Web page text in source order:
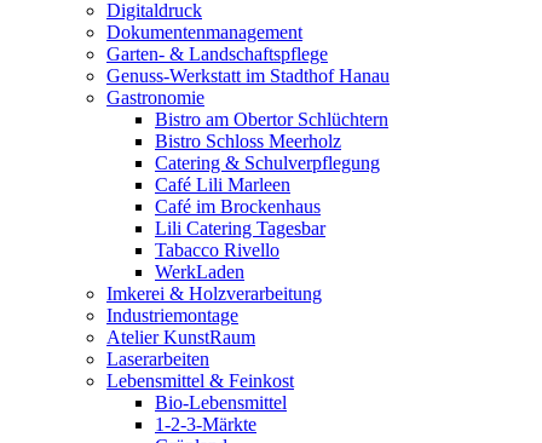
Digitaldruck
Dokumenten­management
Garten- & Landschafts­pflege
Genuss-Werkstatt im Stadthof Hanau
Gastronomie
Bistro am Obertor Schlüchtern
Bistro Schloss Meerholz
Catering & Schulverpflegung
Café Lili Marleen
Café im Brockenhaus
Lili Catering Tagesbar
Tabacco Rivello
WerkLaden
Imkerei & Holz­verarbeitung
Industriemontage
Atelier KunstRaum
Laserarbeiten
Lebensmittel & Feinkost
Bio-Lebensmittel
1-2-3-Märkte